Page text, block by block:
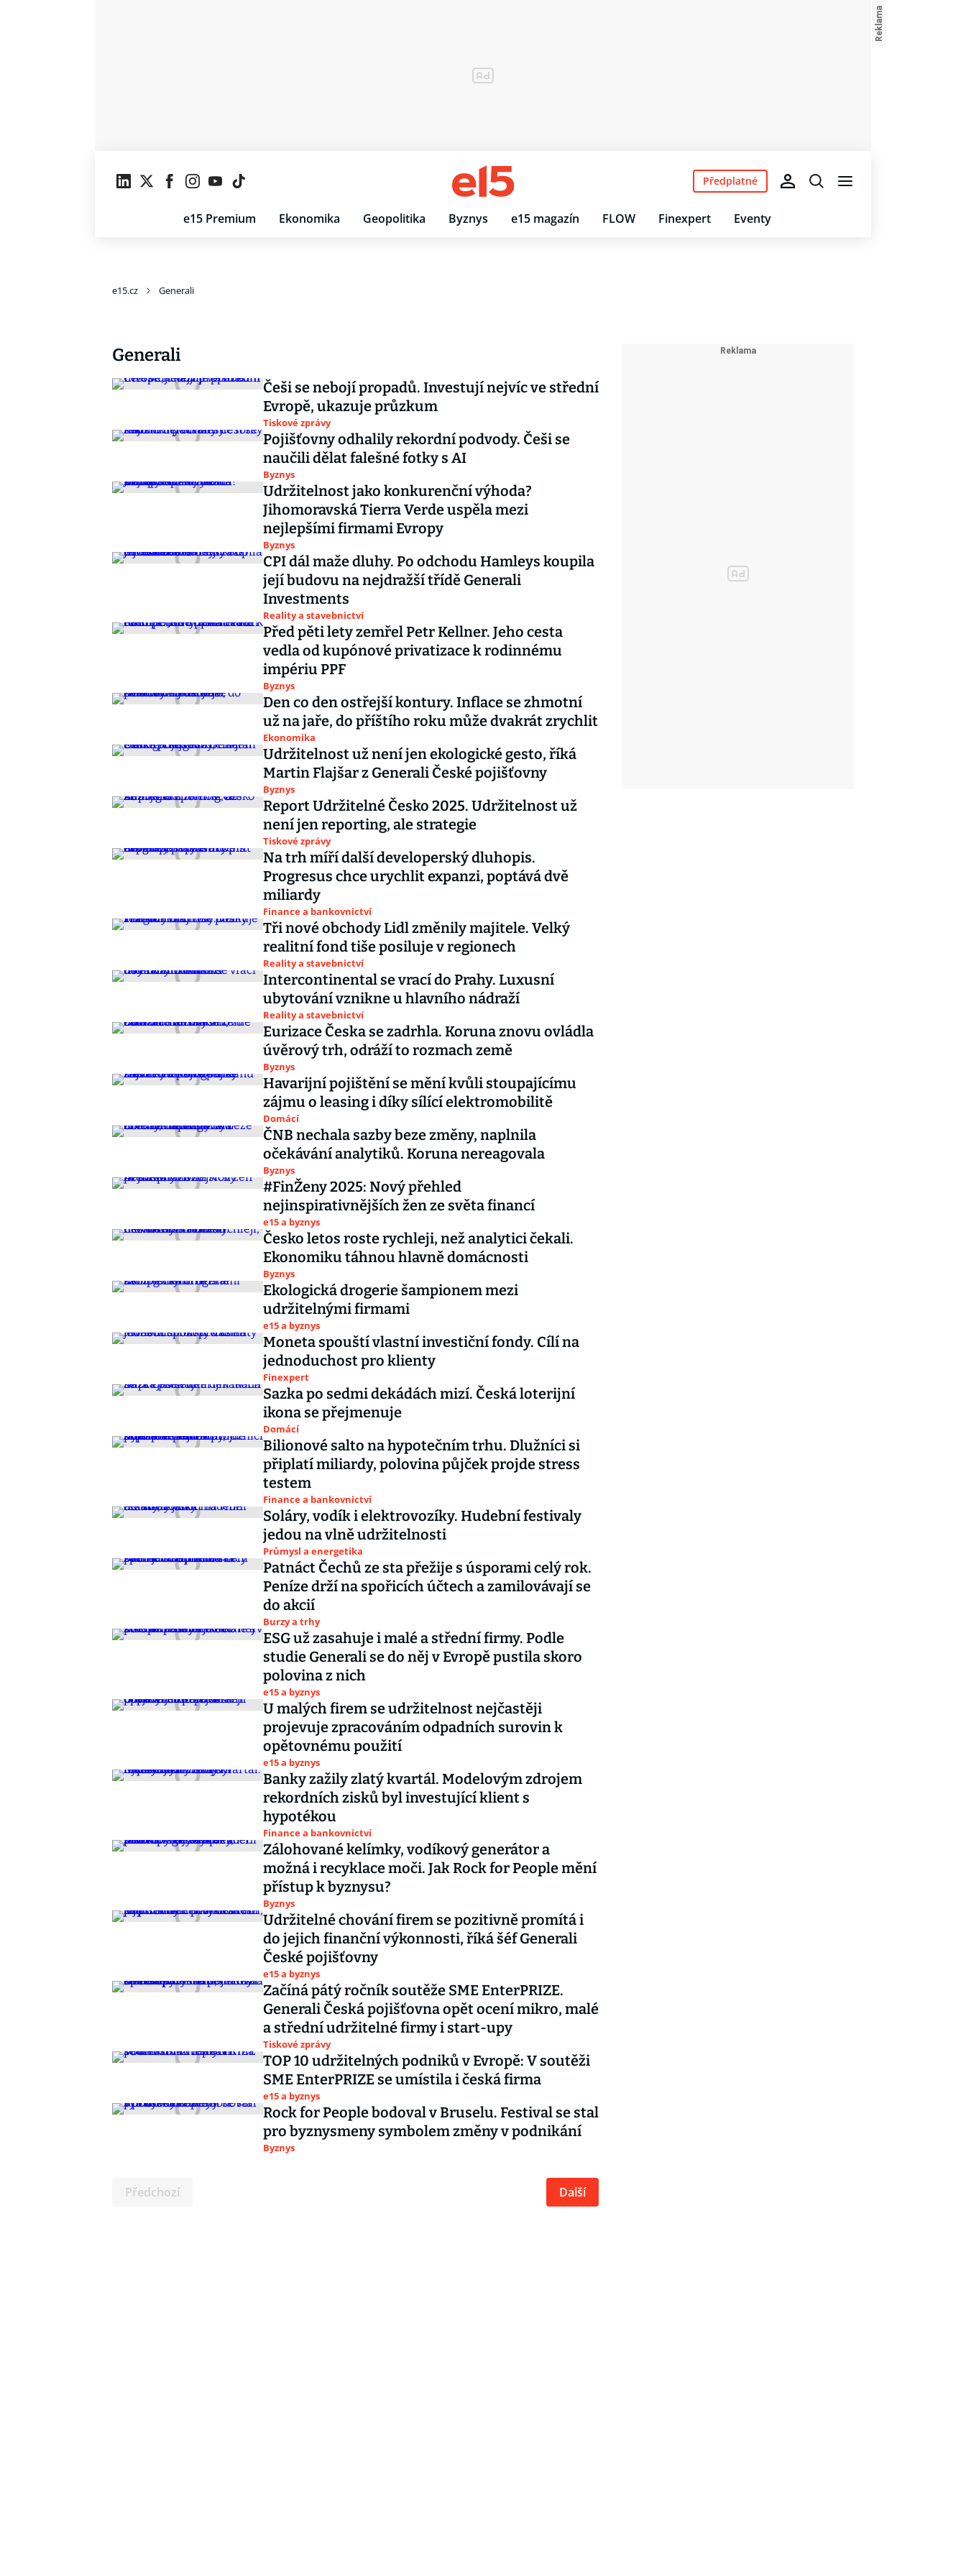
e15 Premium Ekonomika Geopolitika Byznys e15 magazín FLOW Finexpert Eventy
Předplatné
e15.cz Generali
Generali
Češi se nebojí propadů. Investují nejvíc ve střední
Evropě, ukazuje průzkum
Tiskové zprávy
Pojišťovny odhalily rekordní podvody. Češi se
naučili dělat falešné fotky s AI
Byznys
Udržitelnost jako konkurenční výhoda?
Jihomoravská Tierra Verde uspěla mezi
nejlepšími firmami Evropy
Byznys
CPI dál maže dluhy. Po odchodu Hamleys koupila
její budovu na nejdražší třídě Generali
Investments
Reality a stavebnictví
Před pěti lety zemřel Petr Kellner. Jeho cesta
vedla od kupónové privatizace k rodinnému
impériu PPF
Byznys
Den co den ostřejší kontury. Inflace se zhmotní
už na jaře, do příštího roku může dvakrát zrychlit
Ekonomika
Udržitelnost už není jen ekologické gesto, říká
Martin Flajšar z Generali České pojišťovny
Byznys
Report Udržitelné Česko 2025. Udržitelnost už
není jen reporting, ale strategie
Tiskové zprávy
Na trh míří další developerský dluhopis.
Progresus chce urychlit expanzi, poptává dvě
miliardy
Finance a bankovnictví
Tři nové obchody Lidl změnily majitele. Velký
realitní fond tiše posiluje v regionech
Reality a stavebnictví
Intercontinental se vrací do Prahy. Luxusní
ubytování vznikne u hlavního nádraží
Reality a stavebnictví
Eurizace Česka se zadrhla. Koruna znovu ovládla
úvěrový trh, odráží to rozmach země
Byznys
Havarijní pojištění se mění kvůli stoupajícímu
zájmu o leasing i díky sílící elektromobilitě
Domácí
ČNB nechala sazby beze změny, naplnila
očekávání analytiků. Koruna nereagovala
Byznys
#FinŽeny 2025: Nový přehled
nejinspirativnějších žen ze světa financí
e15 a byznys
Česko letos roste rychleji, než analytici čekali.
Ekonomiku táhnou hlavně domácnosti
Byznys
Ekologická drogerie šampionem mezi
udržitelnými firmami
e15 a byznys
Moneta spouští vlastní investiční fondy. Cílí na
jednoduchost pro klienty
Finexpert
Sazka po sedmi dekádách mizí. Česká loterijní
ikona se přejmenuje
Domácí
Bilionové salto na hypotečním trhu. Dlužníci si
připlatí miliardy, polovina půjček projde stress
testem
Finance a bankovnictví
Soláry, vodík i elektrovozíky. Hudební festivaly
jedou na vlně udržitelnosti
Průmysl a energetika
Patnáct Čechů ze sta přežije s úsporami celý rok.
Peníze drží na spořicích účtech a zamilovávají se
do akcií
Burzy a trhy
ESG už zasahuje i malé a střední firmy. Podle
studie Generali se do něj v Evropě pustila skoro
polovina z nich
e15 a byznys
U malých firem se udržitelnost nejčastěji
projevuje zpracováním odpadních surovin k
opětovnému použití
e15 a byznys
Banky zažily zlatý kvartál. Modelovým zdrojem
rekordních zisků byl investující klient s
hypotékou
Finance a bankovnictví
Zálohované kelímky, vodíkový generátor a
možná i recyklace moči. Jak Rock for People mění
přístup k byznysu?
Byznys
Udržitelné chování firem se pozitivně promítá i
do jejich finanční výkonnosti, říká šéf Generali
České pojišťovny
e15 a byznys
Začíná pátý ročník soutěže SME EnterPRIZE.
Generali Česká pojišťovna opět ocení mikro, malé
a střední udržitelné firmy i start-upy
Tiskové zprávy
TOP 10 udržitelných podniků v Evropě: V soutěži
SME EnterPRIZE se umístila i česká firma
e15 a byznys
Rock for People bodoval v Bruselu. Festival se stal
pro byznysmeny symbolem změny v podnikání
Byznys
Předchozí Další